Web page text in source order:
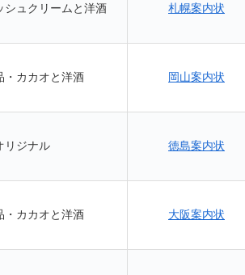
シュクリームと洋酒 札幌案内状
・カカオと洋酒 岡山案内状
リジナル 徳島案内状
・カカオと洋酒 大阪案内状